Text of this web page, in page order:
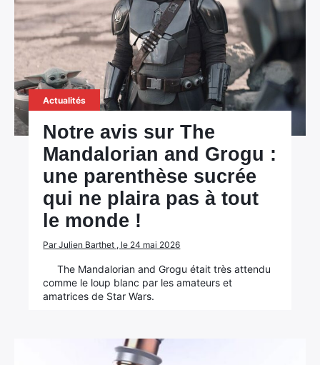
Actualités
Notre avis sur The
Mandalorian and Grogu :
une parenthèse sucrée
qui ne plaira pas à tout
le monde !
Par Julien Barthet , le 24 mai 2026
The Mandalorian and Grogu était très attendu
comme le loup blanc par les amateurs et
amatrices de Star Wars.